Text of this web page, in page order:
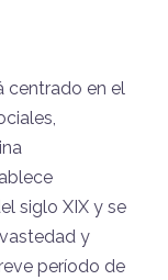
centrado en el
siglo XIX y se
y
período de